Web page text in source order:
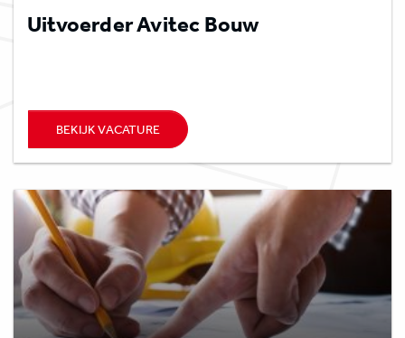
Uitvoerder Avitec Bouw
BEKIJK VACATURE